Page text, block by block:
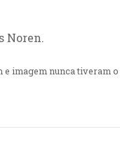
Noren.
imagem nunca tiveram